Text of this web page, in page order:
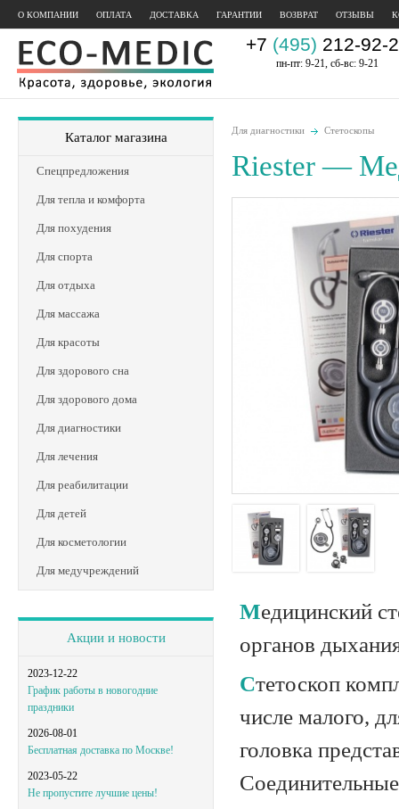
О КОМПАНИИ ОПЛАТА ДОСТАВКА ГАРАНТИИ ВОЗВРАТ ОТЗЫВЫ
+7 (495) 212-92-
пн-пт: 9-21, сб-вс: 9-21
Каталог магазина
Спецпредложения
Для тепла и комфорта
Для похудения
Для спорта
Для отдыха
Для массажа
Для красоты
Для здорового сна
Для здорового дома
Для диагностики
Для лечения
Для реабилитации
Для детей
Для косметологии
Для медучреждений
Акции и новости
2023-12-22
График работы в новогодние
праздники
2026-08-01
Бесплатная доставка по Москве!
2023-05-22
Не пропустите лучшие цены!
Для диагностики Стетоскопы
Riester —
Медицинский стетоскоп Riester Tristar используется для прослушивания
органов
Стетоскоп комплектуется несколькими головками разного диаметра, в том
числе малого,
головка